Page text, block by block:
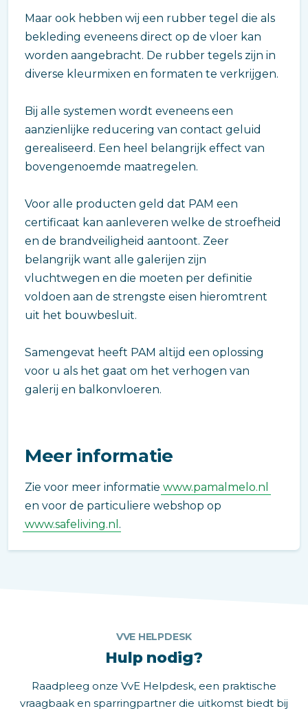
Maar ook hebben wij een rubber tegel die als
bekleding eveneens direct op de vloer kan
worden aangebracht. De rubber tegels zijn in
diverse kleurmixen en formaten te verkrijgen.
Bij alle systemen wordt eveneens een
aanzienlijke reducering van contact geluid
gerealiseerd. Een heel belangrijk effect van
bovengenoemde maatregelen.
Voor alle producten geld dat PAM een
certificaat kan aanleveren welke de stroefheid
en de brandveiligheid aantoont. Zeer
belangrijk want alle galerijen zijn
vluchtwegen en die moeten per definitie
voldoen aan de strengste eisen hieromtrent
uit het bouwbesluit.
Samengevat heeft PAM altijd een oplossing
voor u als het gaat om het verhogen van
galerij en balkonvloeren.
Meer informatie
Zie voor meer informatie www.pamalmelo.nl
en voor de particuliere webshop op
www.safeliving.nl .
VVE HELPDESK
Hulp nodig?
Raadpleeg onze VvE Helpdesk, een praktische
vraagbaak en sparringpartner die uitkomst biedt bij